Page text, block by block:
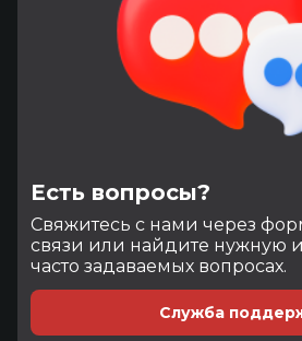
Есть вопросы?
Cвяжитесь с нами через
связи или найдите нужную
часто задаваемых вопросах.
Служба